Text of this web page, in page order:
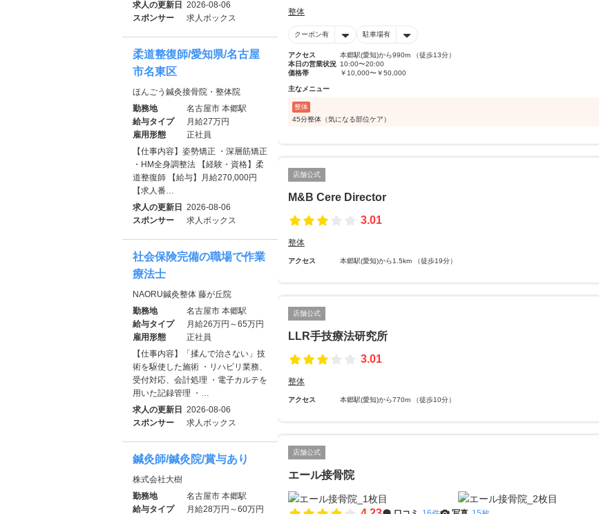
整体
クーポン有 駐車場有
アクセス
本郷駅(愛知)から990m （徒歩13分）
本日の営業状況 10:00〜20:00
価格帯
￥10,000〜￥50,000
主なメニュー
整体
45分整体（気になる部位ケア）
店舗公式
M&B Cere Director
3.01
整体
アクセス 本郷駅(愛知)から1.5km （徒歩19分）
店舗公式
LLR手技療法研究所
3.01
整体
アクセス 本郷駅(愛知)から770m （徒歩10分）
店舗公式
エール接骨院
求人の更新日 2026-08-06
スポンサー
求人ボックス
柔道整復師/愛知県/名古屋
市名東区
ほんごう鍼灸接骨院・整体院
勤務地
名古屋市 本郷駅
給与タイプ
月給27万円
雇用形態
正社員
【仕事内容】姿勢矯正 ・深層筋矯正
・HM全身調整法 【経験・資格】柔
道整復師 【給与】月給270,000円
【求人番…
求人の更新日 2026-08-06
スポンサー
求人ボックス
社会保険完備の職場で作業
療法士
NAORU鍼灸整体 藤が丘院
勤務地
名古屋市 本郷駅
給与タイプ
月給26万円～65万円
雇用形態
正社員
【仕事内容】「揉んで治さない」技
術を駆使した施術 ・リハビリ業務、
受付対応、会計処理 ・電子カルテを
用いた記録管理 ・…
求人の更新日 2026-08-06
スポンサー
求人ボックス
鍼灸師/鍼灸院/賞与あり
株式会社大樹
勤務地
名古屋市 本郷駅
給与タイプ
月給28万円～60万円